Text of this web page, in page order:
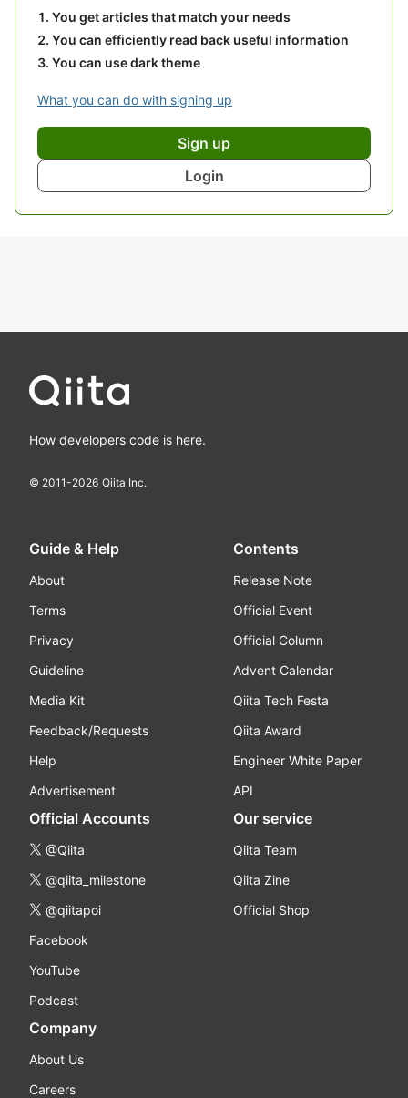
You get articles that match your needs
You can efficiently read back useful information
You can use dark theme
What you can do with signing up
Sign up
Login
How developers code is here.
© 2011-2026 Qiita Inc.
Guide & Help
About
Terms
Privacy
Guideline
Media Kit
Feedback/Requests
Help
Advertisement
Contents
Release Note
Official Event
Official Column
Advent Calendar
Qiita Tech Festa
Qiita Award
Engineer White Paper
API
Official Accounts
@Qiita
@qiita_milestone
@qiitapoi
Facebook
YouTube
Podcast
Our service
Qiita Team
Qiita Zine
Official Shop
Company
About Us
Careers